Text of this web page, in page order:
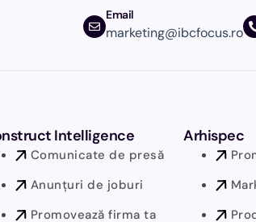
Email
marketing@ibcfocus.ro
Intelligence
Comunicate de presă
Anunțuri de joburi
Promovează firma ta
Arhispec